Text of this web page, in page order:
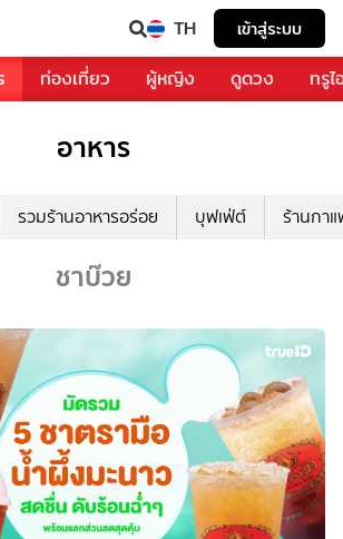
TH เข้าสู่ระบบ
ท่องเที่ยว ผู้หญิง ดูดวง ทรู
อาหาร
รวมร้านอาหารอร่อย บุฟเฟ่ต์ ร้านกา
ชาบ๊วย